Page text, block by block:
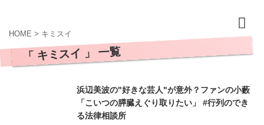
HOME > キミスイ
「 キミスイ 」 一覧
浜辺美波の"好きな芸人"が意外？ファンの小藪
「こいつの膵臓えぐり取りたい」 #行列のでき
る法律相談所